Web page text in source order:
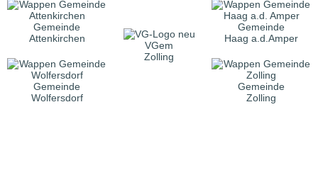
Gemeinde
Attenkirchen
VGem
Zolling
Gemeinde
Haag a.d.Amper
Gemeinde
Wolfersdorf
Gemeinde
Zolling